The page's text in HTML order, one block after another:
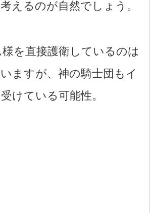
えるのが自然でしょう。
を直接護衛しているのは
ますが、神の騎士団もイ
けている可能性。